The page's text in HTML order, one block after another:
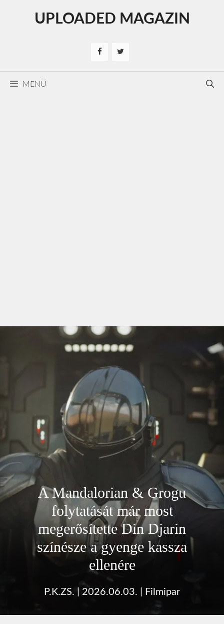
UPLOADED MAGAZIN
MENÜ
A Mandalorian & Grogu
folytatását már most
megerősítette Din Djarin
színésze a gyenge kassza
ellenére
P.K.ZS. | 2026.06.03. Filmipar